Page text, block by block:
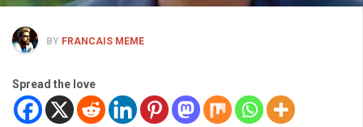
BY FRANCAIS MEME
Spread the love